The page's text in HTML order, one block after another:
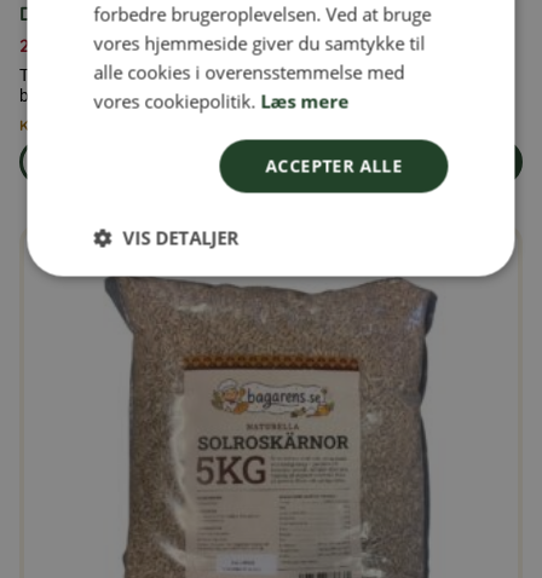
Duerfoder 25 kg
279,00 kr.
Tilskudsfoder til duer, tilsat vitaminer og mineraler efter dyrets
behov og fysiske tilstand.
Kun 3 tilbage på lager
om produkten Duerfoder 25 kg
Læg i kurven
DANISH
NORWEGIAN
forbedre brugeroplevelsen. Ved at bruge
vores hjemmeside giver du samtykke til
alle cookies i overensstemmelse med
vores cookiepolitik. Læs mere
ACCEPTER ALLE
VIS DETALJER